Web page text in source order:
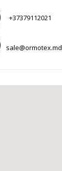
+37379112021
sale@ormotex.md